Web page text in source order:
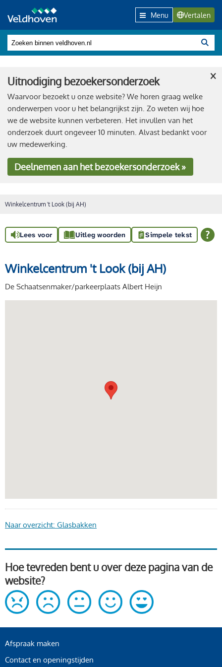
Menu Vertalen
Uitnodiging bezoekersonderzoek
Waarvoor bezoekt u onze website? We horen graag welke
onderwerpen voor u het belangrijkst zijn. Zo weten wij hoe
we de website kunnen verbeteren. Het invullen van het
onderzoek duurt ongeveer 10 minuten. Alvast bedankt voor
uw medewerking.
Deelnemenaan het bezoekersonderzoek »
×
Winkelcentrum 't Look (bij AH)
Lees voor Uitleg woorden Simpele tekst
Winkelcentrum 't Look (bij AH)
De Schaatsenmaker/parkeerplaats Albert Heijn
Naar overzicht: Glasbakken
Hoe tevreden bent u over deze pagina van de
website?
Afspraak maken
Contact en openingstijden